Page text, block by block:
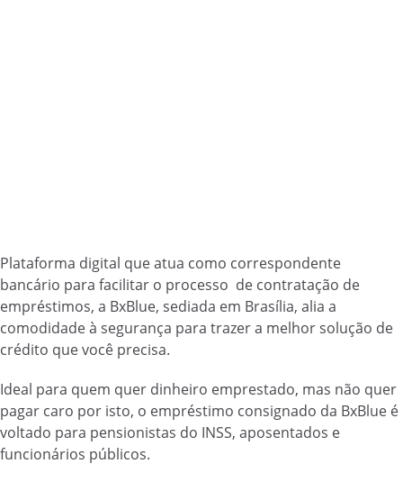
Plataforma digital que atua como correspondente
bancário para facilitar o processo de contratação de
empréstimos, a BxBlue, sediada em Brasília, alia a
comodidade à segurança para trazer a melhor solução de
crédito que você precisa.
Ideal para quem quer dinheiro emprestado, mas não quer
pagar caro por isto, o empréstimo consignado da BxBlue é
voltado para pensionistas do INSS, aposentados e
funcionários públicos.